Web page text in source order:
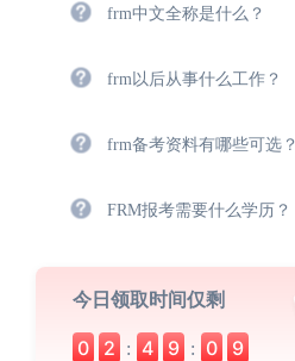
frm中文全称是什么？
frm以后从事什么工作？
frm备考资料有哪些可选？
FRM报考需要什么学历？
今日领取时间仅剩
0 2 : 4 9 : 0 8